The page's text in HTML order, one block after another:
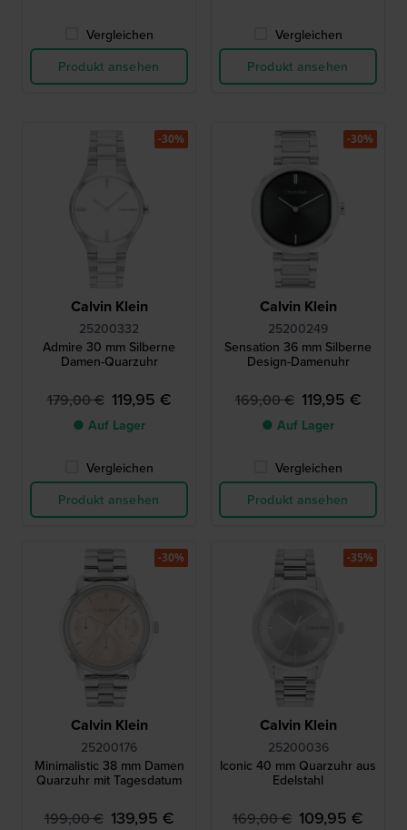
Vergleichen
Produkt ansehen
Vergleichen
Produkt ansehen
Calvin Klein
25200332
Admire 30 mm Silberne
Damen-Quarzuhr
179,00 € 119,95 €
● Auf Lager
Vergleichen
Produkt ansehen
-30%
Calvin Klein
25200249
Sensation 36 mm Silberne
Design-Damenuhr
169,00 € 119,95 €
● Auf Lager
Vergleichen
Produkt ansehen
-30%
Calvin Klein
25200176
Minimalistic 38 mm Damen
Quarzuhr mit Tagesdatum
199,00 € 139,95 €
-30%
Calvin Klein
25200036
Iconic 40 mm Quarzuhr aus
Edelstahl
169,00 € 109,95 €
-35%